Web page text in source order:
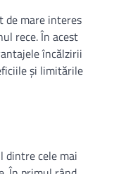
de mare interes
rece. În acest
încălzirii
și limitările
dintre cele mai